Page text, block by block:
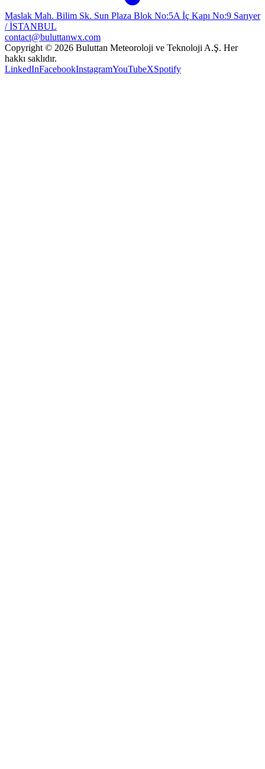
Maslak Mah. Bilim Sk. Sun Plaza Blok No:5A İç Kapı No:9 Sarıyer
/ İSTANBUL
contact@buluttanwx.com
Copyright © 2026 Buluttan Meteoroloji ve Teknoloji A.Ş. Her
hakkı saklıdır.
LinkedInFacebookInstagramYouTubeXSpotify